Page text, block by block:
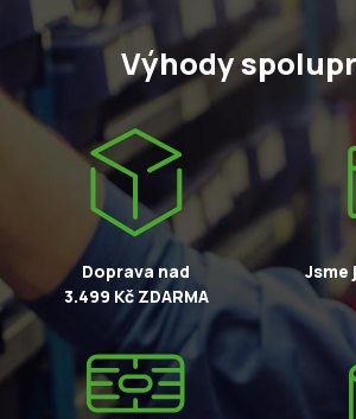
Výhody
Doprava nad
3.499 Kč ZDARMA
Jsme